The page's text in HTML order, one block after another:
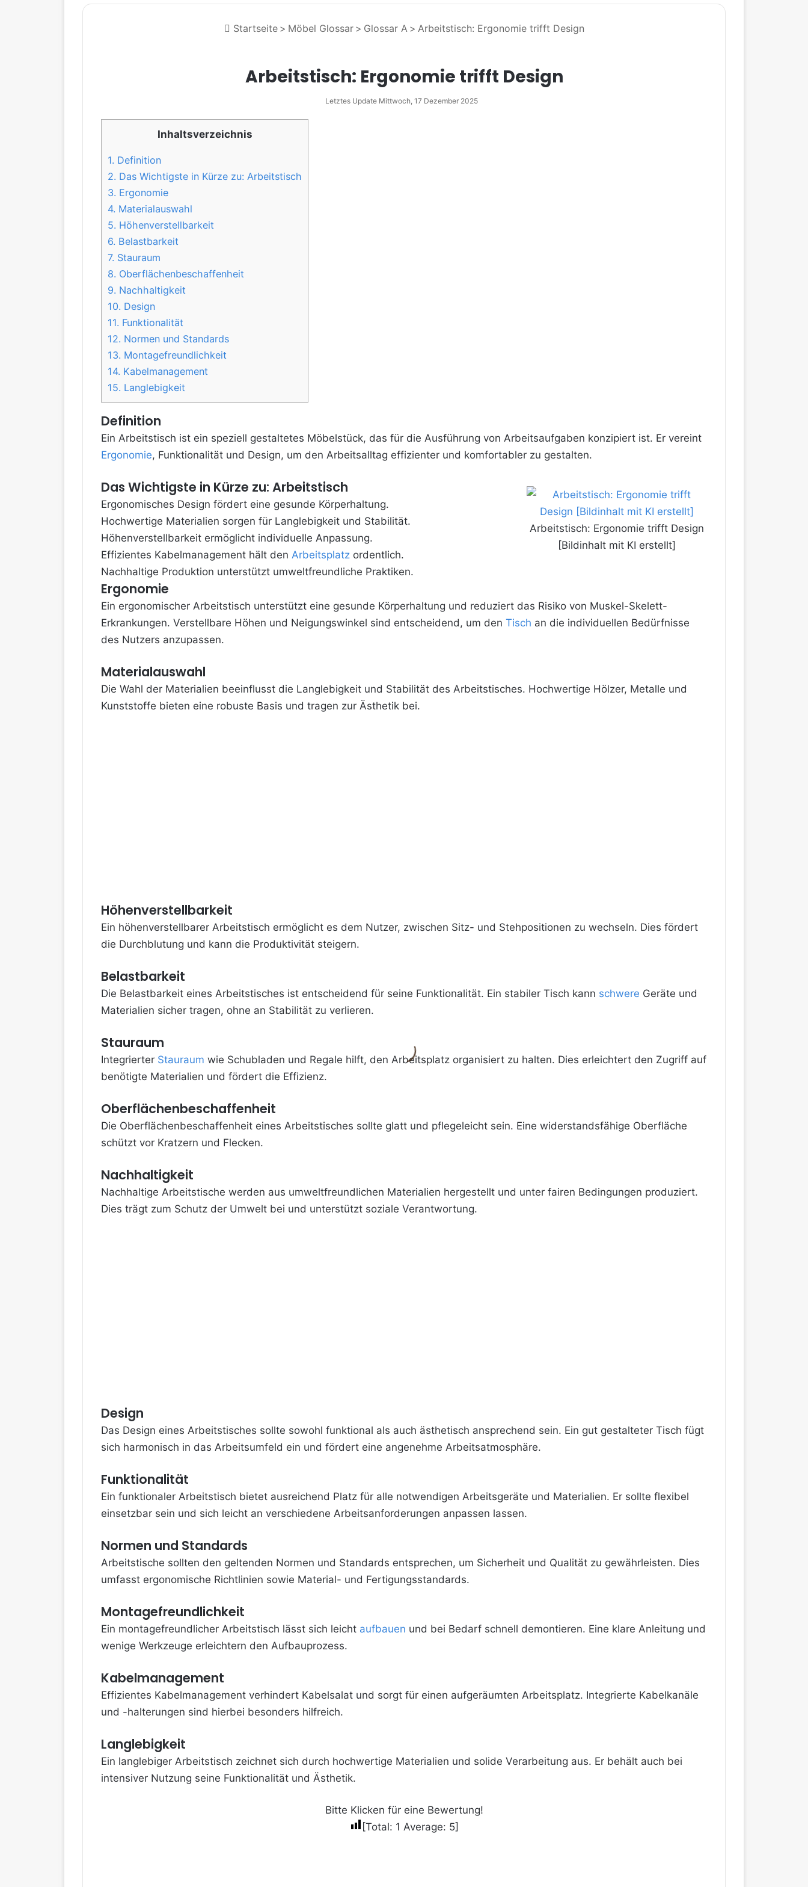
Startseite > Möbel Glossar > Glossar A > Arbeitstisch: Ergonomie trifft Design
Arbeitstisch: Ergonomie trifft Design
Letztes Update Mittwoch, 17 Dezember 2025
Inhaltsverzeichnis
1. Definition
2. Das Wichtigste in Kürze zu: Arbeitstisch
3. Ergonomie
4. Materialauswahl
5. Höhenverstellbarkeit
6. Belastbarkeit
7. Stauraum
8. Oberflächenbeschaffenheit
9. Nachhaltigkeit
10. Design
11. Funktionalität
12. Normen und Standards
13. Montagefreundlichkeit
14. Kabelmanagement
15. Langlebigkeit
Definition
Ein Arbeitstisch ist ein speziell gestaltetes Möbelstück, das für die Ausführung von Arbeitsaufgaben konzipiert ist. Er vereint
Ergonomie, Funktionalität und Design, um den Arbeitsalltag effizienter und komfortabler zu gestalten.
Arbeitstisch: Ergonomie trifft Design
[Bildinhalt mit KI erstellt]
Das Wichtigste in Kürze zu: Arbeitstisch
Ergonomisches Design fördert eine gesunde Körperhaltung.
Hochwertige Materialien sorgen für Langlebigkeit und Stabilität.
Höhenverstellbarkeit ermöglicht individuelle Anpassung.
Effizientes Kabelmanagement hält den Arbeitsplatz ordentlich.
Nachhaltige Produktion unterstützt umweltfreundliche Praktiken.
Ergonomie
Ein ergonomischer Arbeitstisch unterstützt eine gesunde Körperhaltung und reduziert das Risiko von Muskel-Skelett-
Erkrankungen. Verstellbare Höhen und Neigungswinkel sind entscheidend, um den Tisch an die individuellen Bedürfnisse
des Nutzers anzupassen.
Materialauswahl
Die Wahl der Materialien beeinflusst die Langlebigkeit und Stabilität des Arbeitstisches. Hochwertige Hölzer, Metalle und
Kunststoffe bieten eine robuste Basis und tragen zur Ästhetik bei.
Höhenverstellbarkeit
Ein höhenverstellbarer Arbeitstisch ermöglicht es dem Nutzer, zwischen Sitz- und Stehpositionen zu wechseln. Dies fördert
die Durchblutung und kann die Produktivität steigern.
Belastbarkeit
Die Belastbarkeit eines Arbeitstisches ist entscheidend für seine Funktionalität. Ein stabiler Tisch kann schwere Geräte und
Materialien sicher tragen, ohne an Stabilität zu verlieren.
Stauraum
Integrierter Stauraum wie Schubladen und Regale hilft, den Arbeitsplatz organisiert zu halten. Dies erleichtert den Zugriff auf
benötigte Materialien und fördert die Effizienz.
Oberflächenbeschaffenheit
Die Oberflächenbeschaffenheit eines Arbeitstisches sollte glatt und pflegeleicht sein. Eine widerstandsfähige Oberfläche
schützt vor Kratzern und Flecken.
Nachhaltigkeit
Nachhaltige Arbeitstische werden aus umweltfreundlichen Materialien hergestellt und unter fairen Bedingungen produziert.
Dies trägt zum Schutz der Umwelt bei und unterstützt soziale Verantwortung.
Design
Das Design eines Arbeitstisches sollte sowohl funktional als auch ästhetisch ansprechend sein. Ein gut gestalteter Tisch fügt
sich harmonisch in das Arbeitsumfeld ein und fördert eine angenehme Arbeitsatmosphäre.
Funktionalität
Ein funktionaler Arbeitstisch bietet ausreichend Platz für alle notwendigen Arbeitsgeräte und Materialien. Er sollte flexibel
einsetzbar sein und sich leicht an verschiedene Arbeitsanforderungen anpassen lassen.
Normen und Standards
Arbeitstische sollten den geltenden Normen und Standards entsprechen, um Sicherheit und Qualität zu gewährleisten. Dies
umfasst ergonomische Richtlinien sowie Material- und Fertigungsstandards.
Montagefreundlichkeit
Ein montagefreundlicher Arbeitstisch lässt sich leicht aufbauen und bei Bedarf schnell demontieren. Eine klare Anleitung und
wenige Werkzeuge erleichtern den Aufbauprozess.
Kabelmanagement
Effizientes Kabelmanagement verhindert Kabelsalat und sorgt für einen aufgeräumten Arbeitsplatz. Integrierte Kabelkanäle
und -halterungen sind hierbei besonders hilfreich.
Langlebigkeit
Ein langlebiger Arbeitstisch zeichnet sich durch hochwertige Materialien und solide Verarbeitung aus. Er behält auch bei
intensiver Nutzung seine Funktionalität und Ästhetik.
Bitte Klicken für eine Bewertung!
[Total: 1 Average: 5]